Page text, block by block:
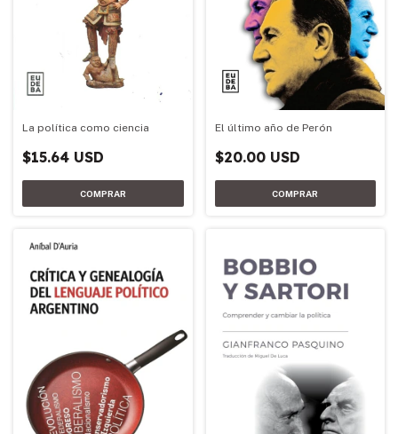
La política como ciencia
$15.64 USD
El último año de Perón
$20.00 USD